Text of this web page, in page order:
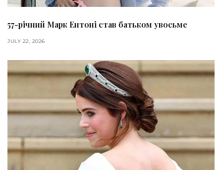
57-річний Марк Ентоні став батьком увосьме
JULY 22, 2026